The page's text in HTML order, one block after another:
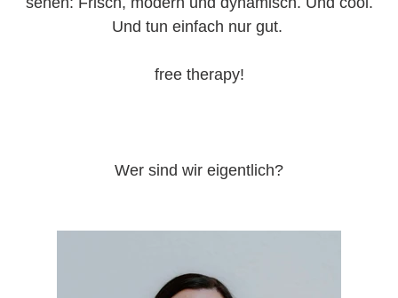
Und tun einfach nur gut.
free therapy!
Wer sind wir eigentlich?